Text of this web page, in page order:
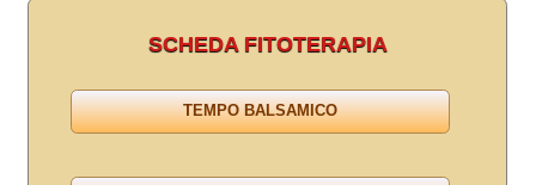
SCHEDA FITOTERAPIA